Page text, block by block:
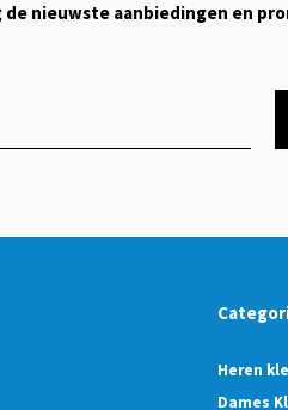
de nieuwste aanbiedingen en
Heren
Dames